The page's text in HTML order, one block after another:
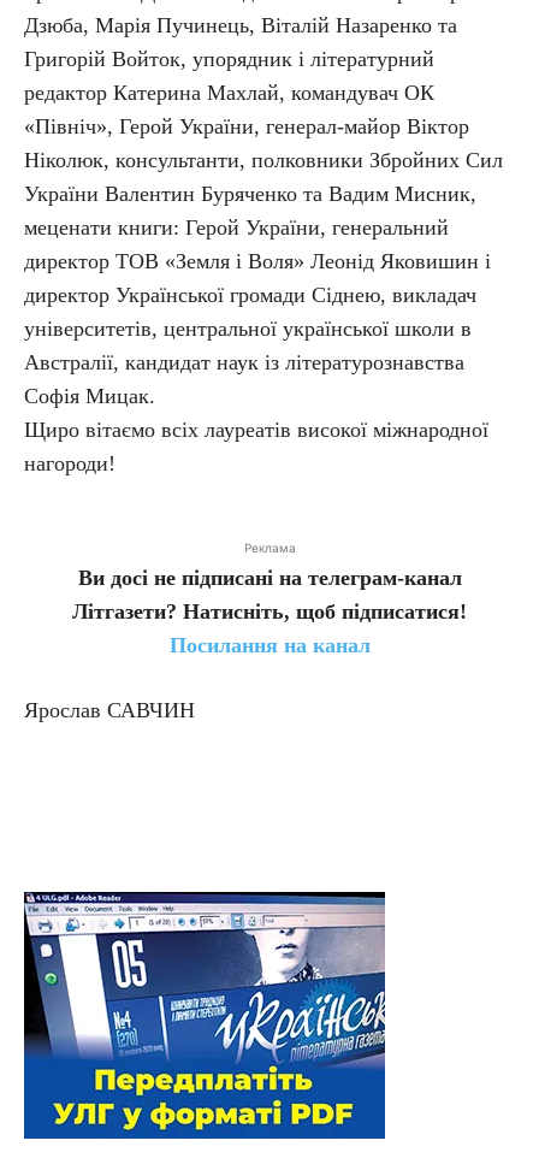
Дзюба, Марія Пучинець, Віталій Назаренко та
Григорій Войток, упорядник і літературний
редактор Катерина Махлай, командувач ОК
«Північ», Герой України, генерал-майор Віктор
Ніколюк, консультанти, полковники Збройних Сил
України Валентин Буряченко та Вадим Мисник,
меценати книги: Герой України, генеральний
директор ТОВ «Земля і Воля» Леонід Яковишин і
директор Української громади Сіднею, викладач
університетів, центральної української школи в
Австралії, кандидат наук із літературознавства
Софія Мицак.
Щиро вітаємо всіх лауреатів високої міжнародної
нагороди!
Реклама
Ви досі не підписані на телеграм-канал
Літгазети? Натисніть, щоб підписатися!
Посилання на канал
Ярослав САВЧИН